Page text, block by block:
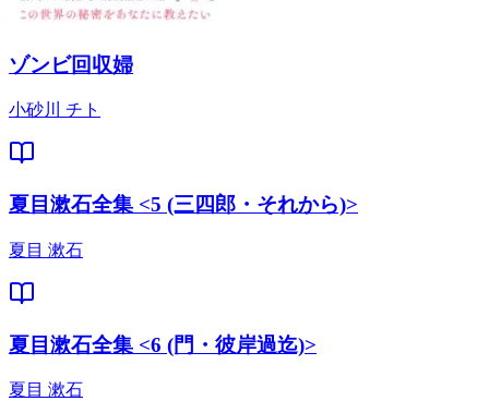
ゾンビ回収婦
小砂川 チト
夏目漱石全集 <5 (三四郎・それから)>
夏目 漱石
夏目漱石全集 <6 (門・彼岸過迄)>
夏目 漱石